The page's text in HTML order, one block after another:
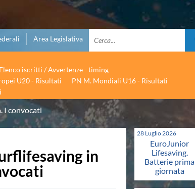
Area Legislativa
iscritti / Avvertenze - timing
U20 - Risultati
PN M. Mondiali U16 - Risultati
I convocati
in
28 Luglio 2026
EuroJunior
Lifesaving.
Batterie prima
giornata